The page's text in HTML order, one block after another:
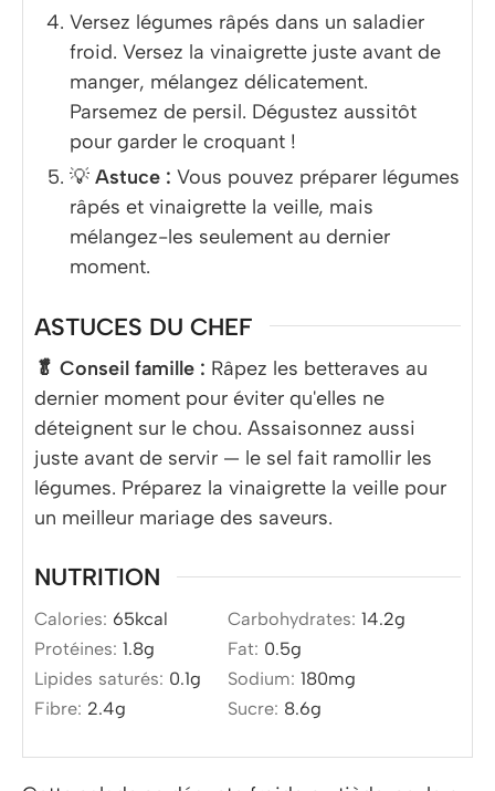
Versez légumes râpés dans un saladier
froid. Versez la vinaigrette juste avant de
manger, mélangez délicatement.
Parsemez de persil. Dégustez aussitôt
pour garder le croquant !
💡 Astuce : Vous pouvez préparer légumes
râpés et vinaigrette la veille, mais
mélangez-les seulement au dernier
moment.
ASTUCES DU CHEF
🥬 Conseil famille : Râpez les betteraves au
dernier moment pour éviter qu'elles ne
déteignent sur le chou. Assaisonnez aussi
juste avant de servir — le sel fait ramollir les
légumes. Préparez la vinaigrette la veille pour
un meilleur mariage des saveurs.
NUTRITION
Calories: 65kcal Carbohydrates: 14.2g
Protéines: 1.8g Fat: 0.5g
Lipides saturés: 0.1g Sodium: 180mg
Fibre: 2.4g Sucre: 8.6g